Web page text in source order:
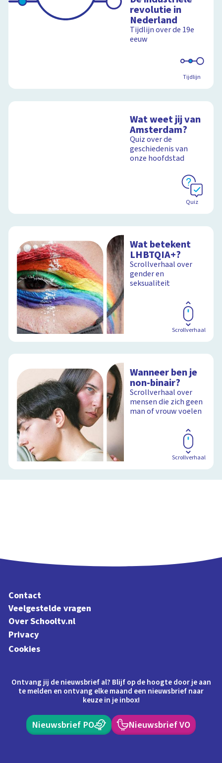
revolutie in
Nederland
Tijdlijn over de 19e
eeuw
Tijdlijn
Wat weet jij van
Amsterdam?
Quiz over de
geschiedenis van
onze hoofdstad
Quiz
Wat betekent
LHBTQIA+?
Scrollverhaal over
gender en
seksualiteit
Scrollverhaal
Wanneer ben je
non-binair?
Scrollverhaal over
mensen die zich geen
man of vrouw voelen
Scrollverhaal
Contact
Veelgestelde vragen
Over Schooltv.nl
Privacy
Cookies
Ontvang jij de nieuwsbrief al? Blijf op de hoogte door je aan
te melden en ontvang elke maand een nieuwsbrief naar
keuze in je inbox!
Nieuwsbrief PO Nieuwsbrief VO